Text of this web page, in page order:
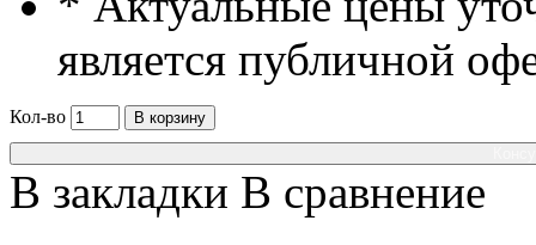
является публичной
Кол-во
В корзину
В закладки В сравнение